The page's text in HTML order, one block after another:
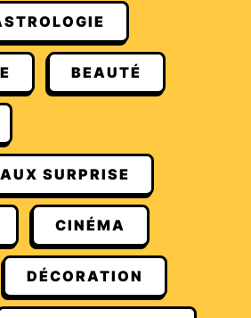
BEAUTÉ
SURPRISE
CINÉMA
DÉCORATION